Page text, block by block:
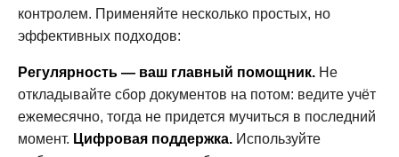
контролем. Применяйте несколько простых, но
эффективных подходов:
Регулярность — ваш главный помощник. Не
откладывайте сбор документов на потом: ведите учёт
ежемесячно, тогда не придется мучиться в последний
момент. Цифровая поддержка. Используйте